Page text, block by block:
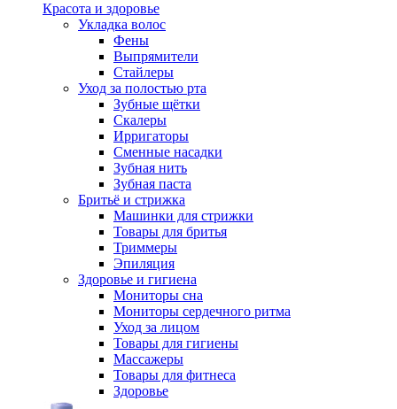
Красота и здоровье
Укладка волос
Фены
Выпрямители
Стайлеры
Уход за полостью рта
Зубные щётки
Скалеры
Ирригаторы
Сменные насадки
Зубная нить
Зубная паста
Бритьё и стрижка
Машинки для стрижки
Товары для бритья
Триммеры
Эпиляция
Здоровье и гигиена
Мониторы сна
Мониторы сердечного ритма
Уход за лицом
Товары для гигиены
Массажеры
Товары для фитнеса
Здоровье